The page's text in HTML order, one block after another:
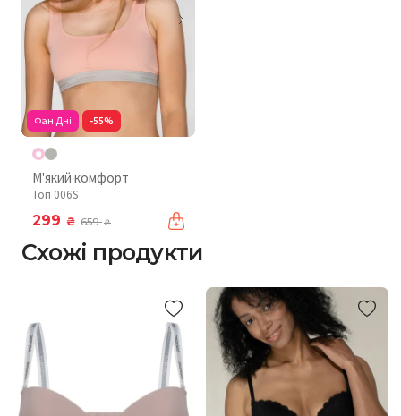
Фан Дні -55%
М'який комфорт
Топ 006S
299 ₴ 659₴
Схожі продукти